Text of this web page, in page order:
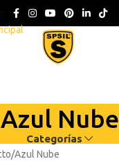
Azul Nube
Categorías
Azul Nube